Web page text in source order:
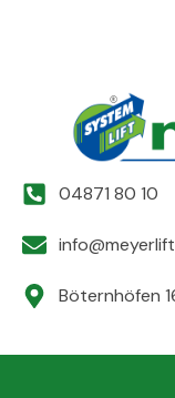
04871 80 10
Böternhöfen